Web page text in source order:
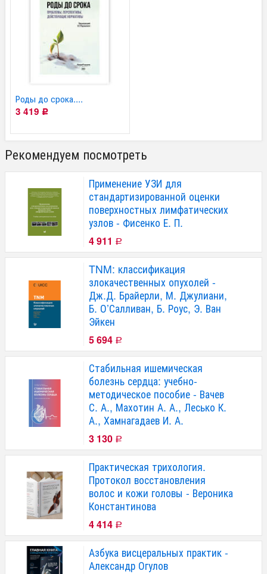
Роды до срока....
3 419 Р
Рекомендуем посмотреть
Применение УЗИ для
стандартизированной оценки
поверхностных лимфатических
узлов - Фисенко Е. П.
4 911 Р
TNM: классификация
злокачественных опухолей -
Дж.Д. Брайерли, М. Джулиани,
Б. О’Салливан, Б. Роус, Э. Ван
Эйкен
5 694 Р
Стабильная ишемическая
болезнь сердца: учебно-
методическое пособие - Вачев
С. А., Махотин А. А., Лесько К.
А., Хамнагадаев И. А.
3 130 Р
Практическая трихология.
Протокол восстановления
волос и кожи головы - Вероника
Константинова
4 414 Р
Азбука висцеральных практик -
Александр Огулов